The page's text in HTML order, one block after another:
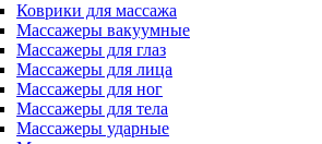
Коврики для массажа
Массажеры вакуумные
Массажеры для глаз
Массажеры для лица
Массажеры для ног
Массажеры для тела
Массажеры ударные